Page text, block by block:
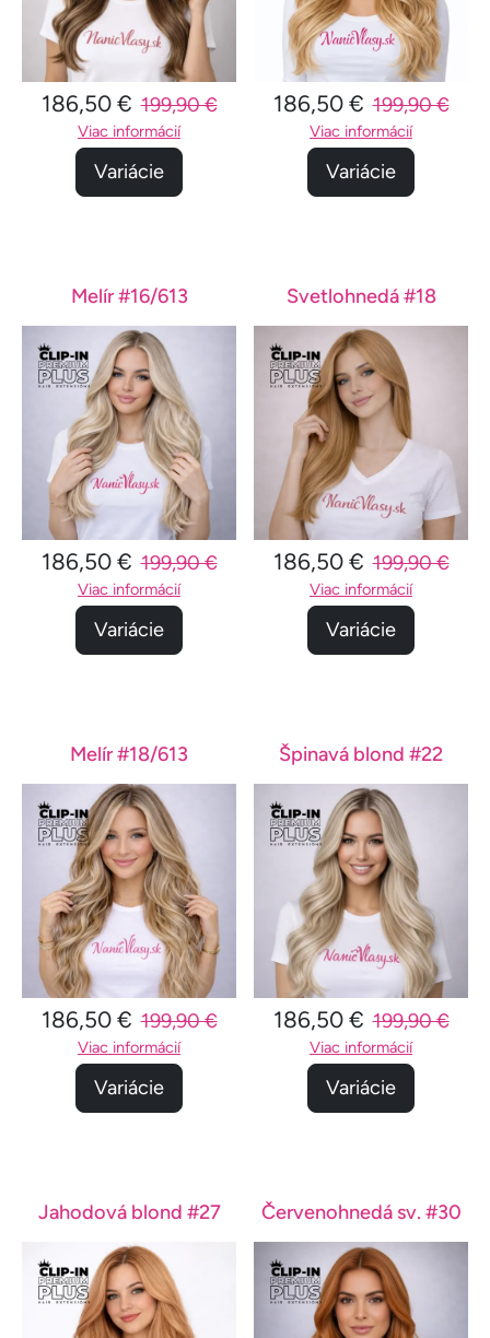
186,50 € 199,90 €
Viac informácií
Variácie
186,50 € 199,90 €
Viac informácií
Variácie
Melír #16/613
186,50 € 199,90 €
Viac informácií
Variácie
Svetlohnedá #18
186,50 € 199,90 €
Viac informácií
Variácie
Melír #18/613
186,50 € 199,90 €
Viac informácií
Variácie
Špinavá blond #22
186,50 € 199,90 €
Viac informácií
Variácie
Jahodová blond #27 Červenohnedá sv. #30